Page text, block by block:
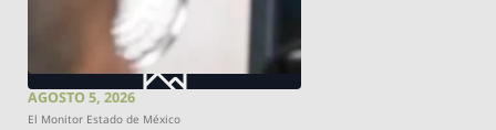
AGOSTO 5, 2026
El Monitor Estado de México